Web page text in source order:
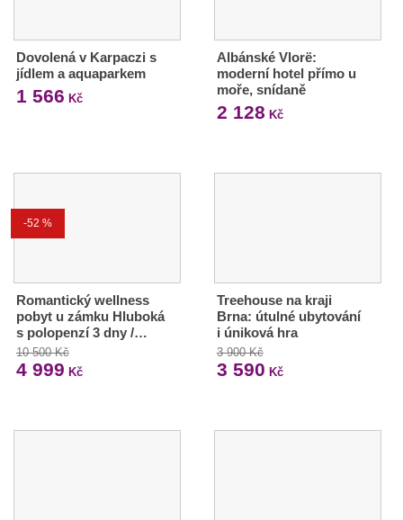
Dovolená v Karpaczi s
jídlem a aquaparkem
1 566 Kč
Albánské Vlorë:
moderní hotel přímo u
moře, snídaně
2 128 Kč
-52 %
Romantický wellness
pobyt u zámku Hluboká
s polopenzí 3 dny /…
10 500 Kč
4 999 Kč
Treehouse na kraji
Brna: útulné ubytování
i úniková hra
3 900 Kč
3 590 Kč